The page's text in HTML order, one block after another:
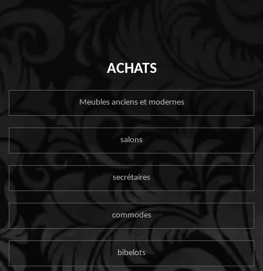
ACHATS
Meubles anciens et modernes
salons
secrétaires
commodes
bibelots